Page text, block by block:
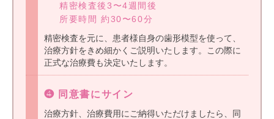
精密検査後3〜4週間後
所要時間 約30〜60分
精密検査を元に、患者様自身の歯形模型を使って、
治療方針をきめ細かくご説明いたします。この際に
正式な治療費も決定いたします。
❹ 同意書にサイン
治療方針、治療費用にご納得いただけましたら、同